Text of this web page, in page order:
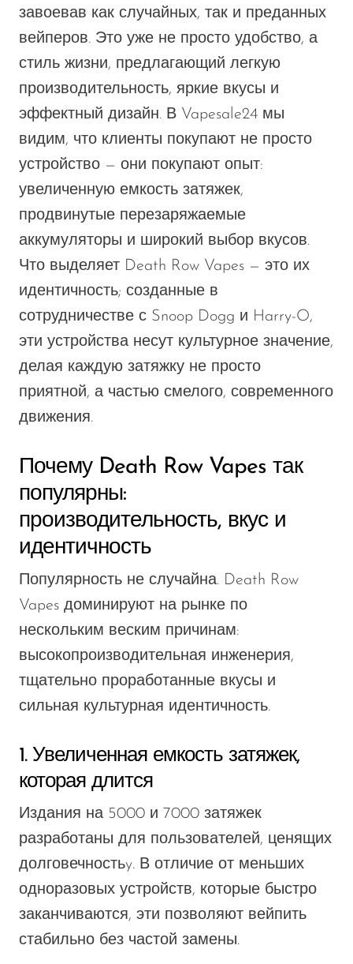
PHUN
Pillow Talk
Raz
RifBar
REIGN BAR
ROMO
Sigelei
SMOK
Snoopy Smoke
Snowwolf
So Soul
Space Mary
Suonon
Suorin
SWFT
TWIST
UWELL
VapMod
Voom
Vozol
YOXY
Yovo
Zovoo by Voopoo
Dragbar
завоевав как случайных, так и преданных
вейперов. Это уже не просто удобство, а
стиль жизни, предлагающий легкую
производительность, яркие вкусы и
эффектный дизайн. В Vapesale24 мы
видим, что клиенты покупают не просто
устройство — они покупают опыт:
увеличенную емкость затяжек,
продвинутые перезаряжаемые
аккумуляторы и широкий выбор вкусов.
Что выделяет Death Row Vapes — это их
идентичность; созданные в
сотрудничестве с Snoop Dogg и Harry-O,
эти устройства несут культурное значение,
делая каждую затяжку не просто
приятной, а частью смелого, современного
движения.
Почему Death Row Vapes так
популярны:
производительность, вкус и
идентичность
Популярность не случайна. Death Row
Vapes доминируют на рынке по
нескольким веским причинам:
высокопроизводительная инженерия,
тщательно проработанные вкусы и
сильная культурная идентичность.
1. Увеличенная емкость затяжек,
которая длится
Издания на 5000 и 7000 затяжек
разработаны для пользователей, ценящих
долговечностьy. В отличие от меньших
одноразовых устройств, которые быстро
заканчиваются, эти позволяют вейпить
стабильно без частой замены.